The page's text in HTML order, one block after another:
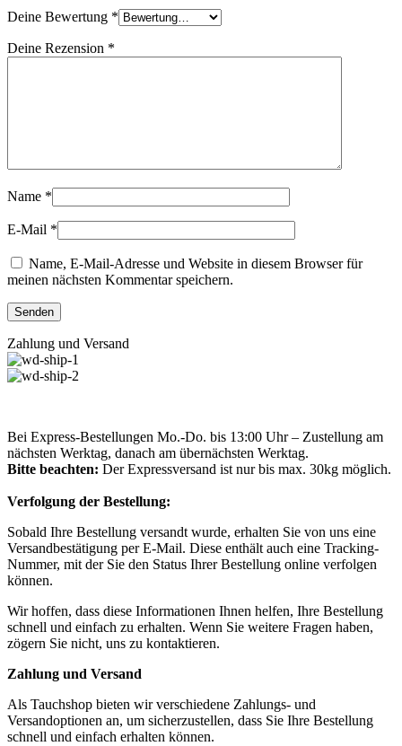
Deine Bewertung *
Deine Rezension *
Name *
E-Mail *
Name, E-Mail-Adresse und Website in diesem Browser für
meinen nächsten Kommentar speichern.
Zahlung und Versand
Bei Express-Bestellungen Mo.-Do. bis 13:00 Uhr – Zustellung am
nächsten Werktag, danach am übernächsten Werktag.
Bitte beachten: Der Expressversand ist nur bis max. 30kg möglich.
Verfolgung der Bestellung:
Sobald Ihre Bestellung versandt wurde, erhalten Sie von uns eine
Versandbestätigung per E-Mail. Diese enthält auch eine Tracking-
Nummer, mit der Sie den Status Ihrer Bestellung online verfolgen
können.
Wir hoffen, dass diese Informationen Ihnen helfen, Ihre Bestellung
schnell und einfach zu erhalten. Wenn Sie weitere Fragen haben,
zögern Sie nicht, uns zu kontaktieren.
Zahlung und Versand
Als Tauchshop bieten wir verschiedene Zahlungs- und
Versandoptionen an, um sicherzustellen, dass Sie Ihre Bestellung
schnell und einfach erhalten können.